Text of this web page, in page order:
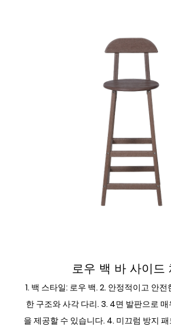
로우 백 바 사이드
1. 백 스타일: 로우 백. 2. 안정적이고 안
한 구조와 사각 다리. 3. 4면 발판으로
을 제공할 수 있습니다. 4. 미끄럼 방지